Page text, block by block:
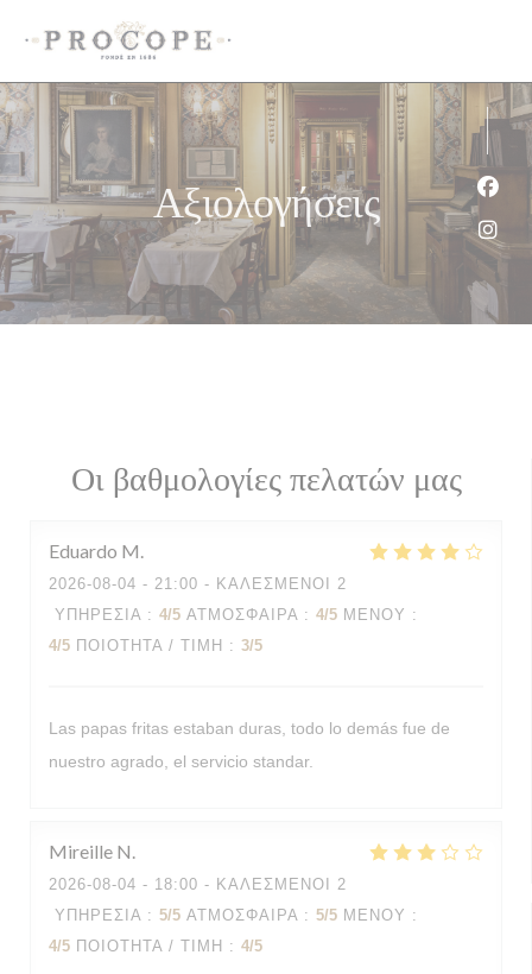
Αξιολογήσεις
Οι βαθμολογίες πελατών μας
Eduardo M
2026-08-04 - 21:00 - ΚΑΛΕΣΜΈΝΟΙ 2
ΥΠΗΡΕΣΊΑ : 4/5 ΑΤΜΌΣΦΑΙΡΑ : 4/5 ΜΕΝΟΎ :
4/5 ΠΟΙΌΤΗΤΑ / ΤΙΜΉ : 3/5
Las papas fritas estaban duras, todo lo demás fue de
nuestro agrado, el servicio standar.
Mireille N
2026-08-04 - 18:00 - ΚΑΛΕΣΜΈΝΟΙ 2
ΥΠΗΡΕΣΊΑ : 5/5 ΑΤΜΌΣΦΑΙΡΑ : 5/5 ΜΕΝΟΎ :
4/5 ΠΟΙΌΤΗΤΑ / ΤΙΜΉ : 4/5